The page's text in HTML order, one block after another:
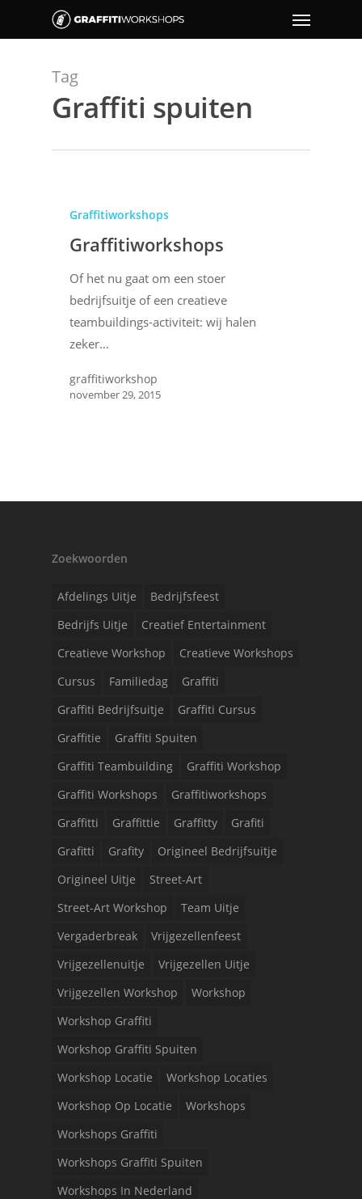
Tag
Graffiti spuiten
Graffitiworkshops
Graffitiworkshops
Of het nu gaat om een stoer
bedrijfsuitje of een creatieve
teambuildings-activiteit: wij halen
zeker…
graffitiworkshop
november 29, 2015
Zoekwoorden
Afdelings Uitje
Bedrijfsfeest
Bedrijfs Uitje
Creatief Entertainment
Creatieve Workshop
Creatieve Workshops
Cursus
Familiedag
Graffiti
Graffiti Bedrijfsuitje
Graffiti Cursus
Graffitie
Graffiti Spuiten
Graffiti Teambuilding
Graffiti Workshop
Graffiti Workshops
Graffitiworkshops
Graffitti
Graffittie Graffitty
Grafiti
Grafitti
Grafity
Origineel Bedrijfsuitje
Origineel Uitje
Street-Art
Street-Art Workshop
Team Uitje
Vergaderbreak
Vrijgezellenfeest
Vrijgezellenuitje
Vrijgezellen Uitje
Vrijgezellen Workshop
Workshop
Workshop Graffiti
Workshop Graffiti Spuiten
Workshop Locatie
Workshop Locaties
Workshop Op Locatie
Workshops
Workshops Graffiti
Workshops Graffiti Spuiten
Workshops In Nederland